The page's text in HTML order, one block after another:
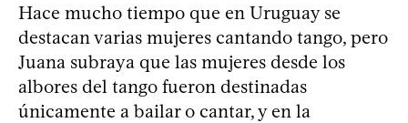
Hace mucho tiempo que en Uruguay se
destacan varias mujeres cantando tango, pero
Juana subraya que las mujeres desde los
albores del tango fueron destinadas
únicamente a bailar o cantar, y en la